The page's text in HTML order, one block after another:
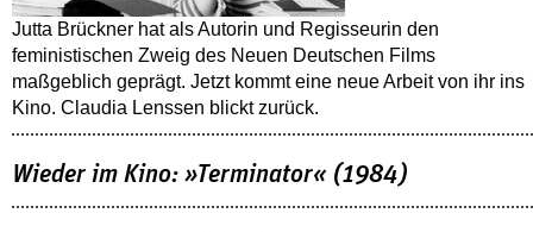
Jutta Brückner hat als Autorin und Regisseurin den
feministischen Zweig des Neuen Deutschen Films
maßgeblich geprägt. Jetzt kommt eine neue Arbeit von ihr ins
Kino. Claudia Lenssen blickt zurück.
Wieder im Kino: »Terminator« (1984)